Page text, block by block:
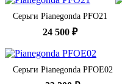
Серьги Pianegonda PFO21
24 500 ₽
Серьги Pianegonda PFOE02